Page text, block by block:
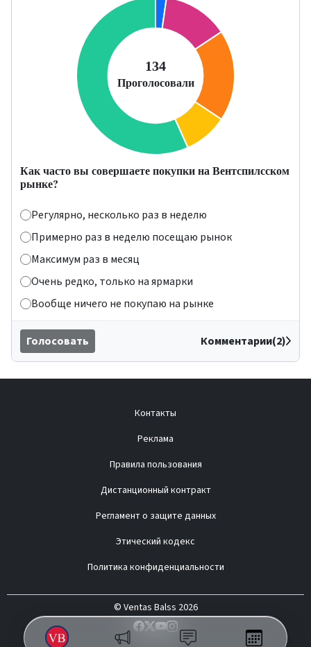
Как часто вы совершаете покупки на Вентспилсском
рынке?
Регулярно, несколько раз в неделю
Примерно раз в неделю посещаю рынок
Максимум раз в месяц
Очень редко, только на ярмарки
Вообще ничего не покупаю на рынке
Голосовать Комментарии(2)
Контакты
Реклама
Правила пользования
Дистанционный контракт
Регламент о защите данных
Этический кодекс
Политика конфиденциальности
© Ventas Balss 2026